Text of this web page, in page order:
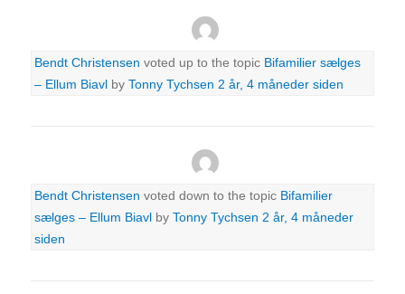
Bendt Christensen voted up to the topic Bifamilier sælges
– Ellum Biavl byTonny Tychsen 2 år, 4 måneder siden
Bendt Christensen voted down to the topic Bifamilier
sælges – Ellum Biavl byTonny Tychsen 2 år, 4 måneder
siden